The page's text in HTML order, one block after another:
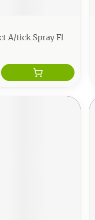
A/tick Spray Fl